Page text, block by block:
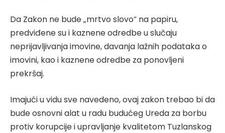
Da Zakon ne bude „mrtvo slovo“ na papiru,
predviđene su i kaznene odredbe u slučaju
neprijavljivanja imovine, davanja lažnih podataka o
imovini, kao i kaznene odredbe za ponovljeni
prekršaj.
Imajući u vidu sve navedeno, ovaj zakon trebao bi da
bude osnovni alat u radu budućeg Ureda za borbu
protiv korupcije i upravljanje kvalitetom Tuzlanskog